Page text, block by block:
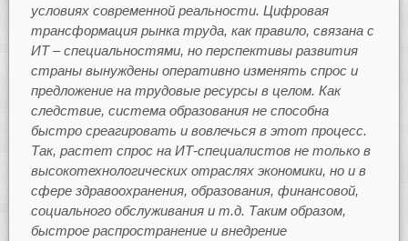
условиях современной реальности. Цифровая
трансформация рынка труда, как правило, связана с
ИТ – специальностями, но перспективы развития
страны вынуждены оперативно изменять спрос и
предложение на трудовые ресурсы в целом. Как
следствие, система образования не способна
быстро среагировать и вовлечься в этот процесс.
Так, растет спрос на ИТ-специалистов не только в
высокотехнологических отраслях экономики, но и в
сфере здравоохранения, образования, финансовой,
социального обслуживания и т.д. Таким образом,
быстрое распространение и внедрение